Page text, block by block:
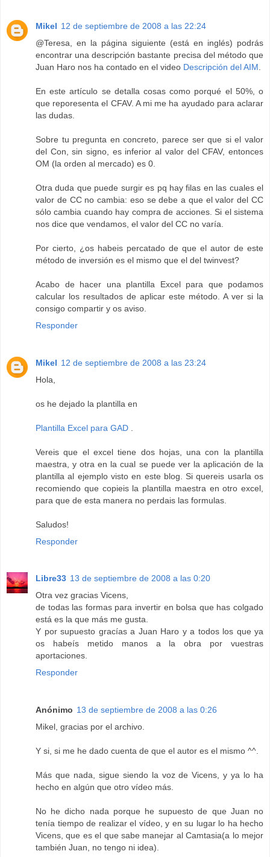
Mikel 12 de septiembre de 2008 a las 22:24
@Teresa, en la página siguiente (está en inglés) podrás
encontrar una descripción bastante precisa del método que
Juan Haro nos ha contado en el video Descripción del AIM
En este artículo se detalla cosas como porqué el 50%, o
que reporesenta el CFAV. A mi me ha ayudado para aclarar
las dudas.
Sobre tu pregunta en concreto, parece ser que si el valor
del Con, sin signo, es inferior al valor del CFAV, entonces
OM (la orden al mercado) es 0.
Otra duda que puede surgir es pq hay filas en las cuales el
valor de CC no cambia: eso se debe a que el valor del CC
sólo cambia cuando hay compra de acciones. Si el sistema
nos dice que vendamos, el valor del CC no varía.
Por cierto, ¿os habeis percatado de que el autor de este
método de inversión es el mismo que el del twinvest?
Acabo de hacer una plantilla Excel para que podamos
calcular los resultados de aplicar este método. A ver si la
consigo compartir y os aviso.
Responder
Mikel 12 de septiembre de 2008 a las 23:24
Hola,
os he dejado la plantilla en
Plantilla Excel para GAD
Vereis que el excel tiene dos hojas, una con la plantilla
maestra, y otra en la cual se puede ver la aplicación de la
plantilla al ejemplo visto en este blog. Si quereis usarla os
recomiendo que copieis la plantilla maestra en otro excel,
para que de esta manera no perdais las formulas.
Saludos!
Responder
Libre33 13 de septiembre de 2008 a las 0:20
Otra vez gracias Vicens,
de todas las formas para invertir en bolsa que has colgado
está es la que más me gusta.
Y por supuesto gracías a Juan Haro y a todos los que ya
os habeís metido manos a la obra por vuestras
aportaciones.
Responder
Anónimo 13 de septiembre de 2008 a las 0:26
Mikel, gracias por el archivo.
Y si, si me he dado cuenta de que el autor es el mismo ^^.
Más que nada, sigue siendo la voz de Vicens, y ya lo ha
hecho en algún que otro vídeo más.
No he dicho nada porque he supuesto de que Juan no
tenía tiempo de realizar el vídeo, y en su lugar lo ha hecho
Vicens, que es el que sabe manejar al Camtasia(a lo mejor
también Juan, no tengo ni idea).